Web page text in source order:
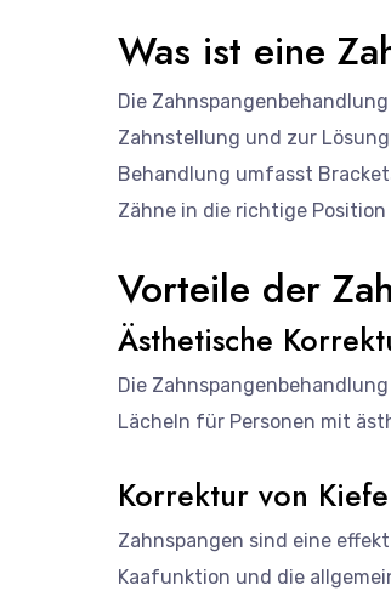
Was ist eine
Die
Zahnstellung und zur
Behandlung umfasst
Zähne in die richtige Position
Vorteile der
Ästhetische
Die
Lächeln für Personen mit
Korrektur von
Zahnspangen sind eine
Kaafunktion und die